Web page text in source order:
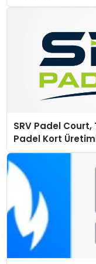
SRV Padel
Padel Kort